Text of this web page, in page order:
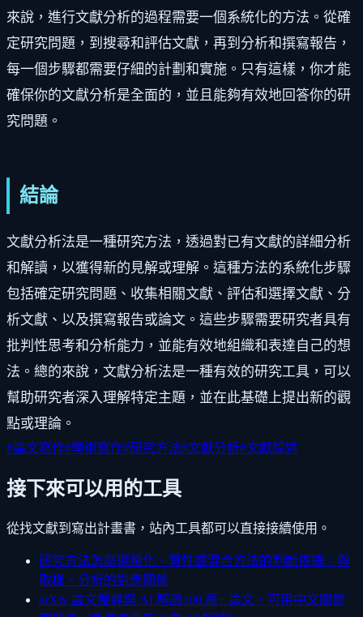
來說，進行文獻分析的過程需要一個系統化的方法。從確
定研究問題，到搜尋和評估文獻，再到分析和撰寫報告，
每一個步驟都需要仔細的計劃和實施。只有這樣，你才能
確保你的文獻分析是全面的，並且能夠有效地回答你的研
究問題。
結論
文獻分析法是一種研究方法，透過對已有文獻的詳細分析
和解讀，以獲得新的見解或理解。這種方法的系統化步驟
包括確定研究問題、收集相關文獻、評估和選擇文獻、分
析文獻、以及撰寫報告或論文。這些步驟需要研究者具有
批判性思考和分析能力，並能有效地組織和表達自己的想
法。總的來說，文獻分析法是一種有效的研究工具，可以
幫助研究者深入理解特定主題，並在此基礎上提出新的觀
點或理論。
#論文寫作#學術寫作#研究方法#文獻分析#文獻綜述
接下來可以用的工具
從找文獻到寫出計畫書，站內工具都可以直接接續使用。
研究方法怎麼選量化、質性或混合方法的判斷依據，與
取樣、分析的對應關係
arXiv 論文搜尋與 AI 解讀200 萬+ 論文，可用中文關鍵